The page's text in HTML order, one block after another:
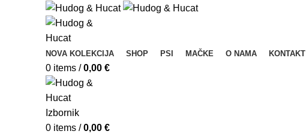
NOVA KOLEKCIJA SHOP PSI MAČKE O NAMA KONTAKT
0 items / 0,00 €
Izbornik
0 items / 0,00 €